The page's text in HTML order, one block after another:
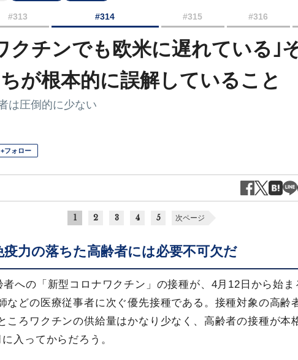
#313 #314 #315 #316
クチンでも欧米に遅れている｣
が根本的に誤解していること
は圧倒的に少ない
+フォロー
1 2 3 4 5 次ページ
力の落ちた高齢者には必要不可欠だ
への「新型コロナワクチン」の接種が、4月12日から始ま
などの医療従事者に次ぐ優先接種である。接種対象の高齢
ころワクチンの供給量はかなり少なく、高齢者の接種が本
入ってからだろう。